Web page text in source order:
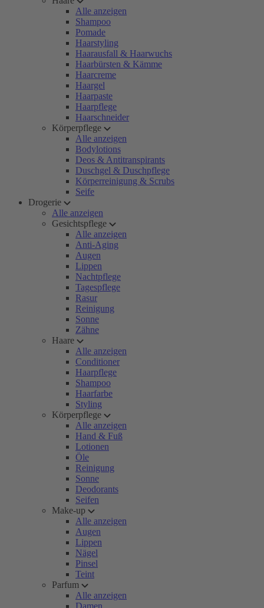
Alle anzeigen
Shampoo
Pomade
Haarstyling
Haarausfall & Haarwuchs
Haarbürsten & Kämme
Haarcreme
Haargel
Haarpaste
Haarpflege
Haarschneider
Körperpflege
Alle anzeigen
Bodylotions
Deos & Antitranspirants
Duschgel & Duschpflege
Körperreinigung & Scrubs
Seife
Drogerie
Alle anzeigen
Gesichtspflege
Alle anzeigen
Anti-Aging
Augen
Lippen
Nachtpflege
Tagespflege
Rasur
Reinigung
Sonne
Zähne
Haare
Alle anzeigen
Conditioner
Haarpflege
Shampoo
Haarfarbe
Styling
Körperpflege
Alle anzeigen
Hand & Fuß
Lotionen
Öle
Reinigung
Sonne
Deodorants
Seifen
Make-up
Alle anzeigen
Augen
Lippen
Nägel
Pinsel
Teint
Parfum
Alle anzeigen
Damen